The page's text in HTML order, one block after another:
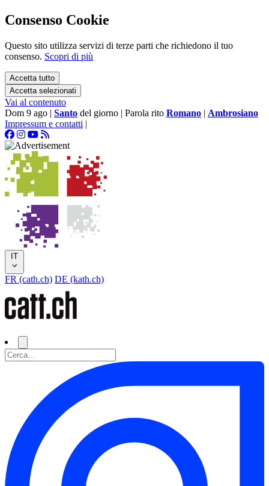
Consenso Cookie
Questo sito utilizza servizi di terze parti che richiedono il tuo
consenso. Scopri di più
Accetta tutto
Accetta selezionati
Vai al contenuto
Dom 9 ago | Santo del giorno | Parola rito Romano | Ambrosiano
Impressum e contatti |
IT
FR (cath.ch) DE (kath.ch)